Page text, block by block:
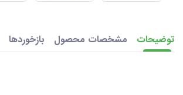
توضیحات مشخصات محصول بازخوردها